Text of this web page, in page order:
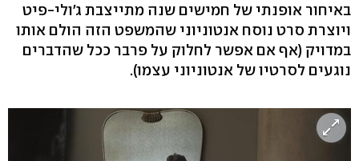
באיחור אופנתי של חמישים שנה מתייצבת ג'ולי-פיט
ויוצרת סרט נוסח אנטוניוני שהמשפט הזה הולם אותו
במדויק (אף אם אפשר לחלוק על פרבר ככל שהדברים
נוגעים לסרטיו של אנטוניוני עצמו).